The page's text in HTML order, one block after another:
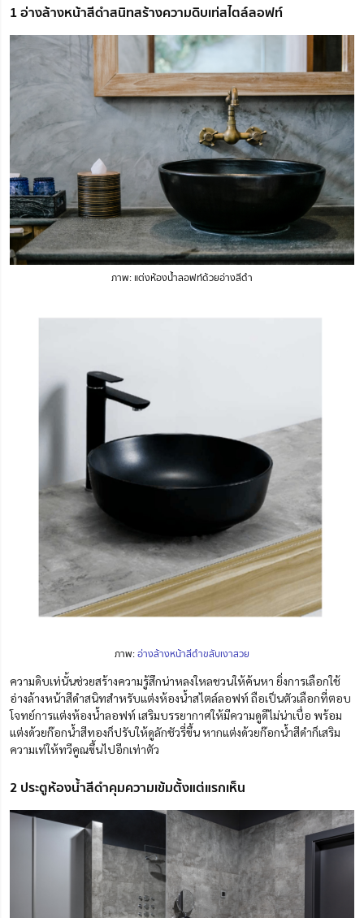
1 อ่างล้างหน้าสีดำสนิทสร้างความดิบเท่สไตล์ลอฟท์
ภาพ: แต่งห้องน้ำลอฟท์ด้วยอ่างสีดำ
ภาพ:อ่างล้างหน้าสีดำขลับเงาสวย
ความดิบเท่นั้นช่วยสร้างความรู้สึกน่าหลงใหลชวนให้ค้นหา ยิ่งการเลือกใช้
อ่างล้างหน้าสีดำสนิทสำหรับแต่งห้องน้ำสไตล์ลอฟท์ ถือเป็นตัวเลือกที่ตอบ
โจทย์การแต่งห้องน้ำลอฟท์ เสริมบรรยากาศให้มีความดูดีไม่น่าเบื่อ พร้อม
แต่งด้วยก๊อกน้ำสีทองก็ปรับให้ดูลักชัวรี่ขึ้น หากแต่งด้วยก๊อกน้ำสีดำก็เสริม
ความเท่ให้ทวีคูณขึ้นไปอีกเท่าตัว
2 ประตูห้องน้ำสีดำคุมความเข้มตั้งแต่แรกเห็น